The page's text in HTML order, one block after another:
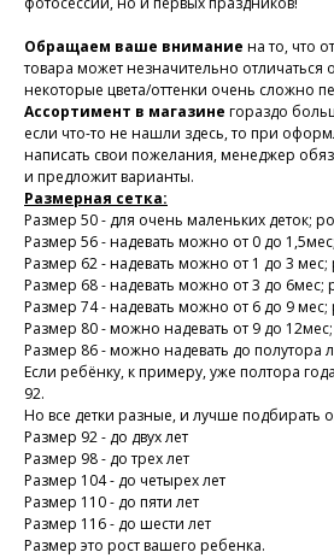
Обращаем ваше внимание на то, что
товара может незначительно отличаться
некоторые цвета/оттенки очень сложно
Ассортимент в магазине гораздо
если что-то не нашли здесь, то при
написать свои пожелания, менеджер
и предложит варианты.
Размерная сетка:
Размер 50 - для очень маленьких деток;
Размер 56 - надевать можно от 0 до
Размер 62 - надевать можно от 1 до 3 мес;
Размер 68 - надевать можно от 3 до 6мес;
Размер 74 - надевать можно от 6 до 9 мес;
Размер 80 - можно надевать от 9 до
Размер 86 - можно надевать до полутора
Если ребёнку, к примеру, уже полтора
92.
Но все детки разные, и лучше подбирать
Размер 92 - до двух лет
Размер 98 - до трех лет
Размер 104 - до четырех лет
Размер 110 - до пяти лет
Размер 116 - до шести лет
Размер это рост вашего ребенка.